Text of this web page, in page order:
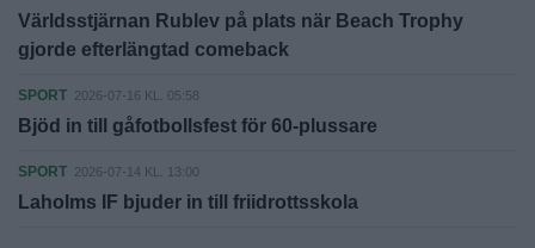
Världsstjärnan Rublev på plats när Beach Trophy
gjorde efterlängtad comeback
SPORT 2026-07-16 KL. 05:58
Bjöd in till gåfotbollsfest för 60-plussare
SPORT 2026-07-14 KL. 13:00
Laholms IF bjuder in till friidrottsskola